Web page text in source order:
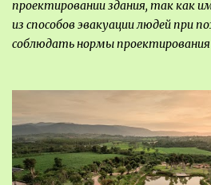
проектировании здания, так как
из способов эвакуации людей при
соблюдать нормы